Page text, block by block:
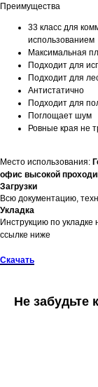
Преимущества
33 класс для
использованием
Максимальная
Подходит для
Подходит для
Антистатично
Подходит для
Поглощает шум
Ровные края не
Место использования:
офис высокой
Загрузки
Всю документацию,
Укладка
Инструкцию по укладке
ссылке ниже
Скачать
Не забудьте